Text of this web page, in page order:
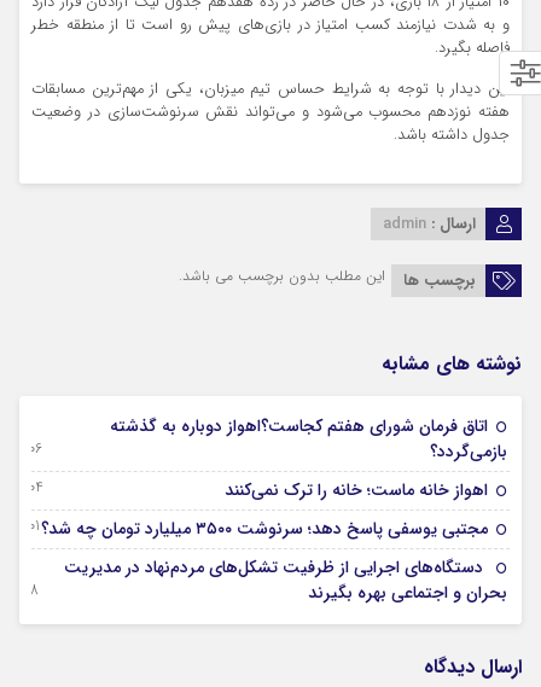
و به شدت نیازمند کسب امتیاز در بازی‌های پیش رو است تا از منطقه خطر
فاصله بگیرد.
این دیدار با توجه به شرایط حساس تیم میزبان، یکی از مهم‌ترین مسابقات
هفته نوزدهم محسوب می‌شود و می‌تواند نقش سرنوشت‌سازی در وضعیت
جدول داشته باشد.
ارسال : admin
برچسب ها این مطلب بدون برچسب می باشد.
نوشته های مشابه
اتاق فرمان شورای هفتم کجاست؟اهواز دوباره به گذشته
بازمی‌گردد؟
06 آگوست 2026
اهواز خانه ماست؛ خانه را ترک نمی‌کنند 04 آگوست 2026
مجتبی یوسفی پاسخ دهد؛ سرنوشت ۳۵۰۰ میلیارد تومان چه شد؟ 01 آگوست 2026
دستگاه‌های اجرایی از ظرفیت تشکل‌های مردم‌نهاد در مدیریت
بحران و اجتماعی بهره بگیرند
28 جولای 2026
ارسال دیدگاه